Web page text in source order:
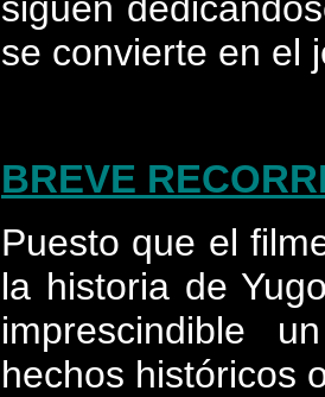
se convierte en el
BREVE
Puesto que el
la historia de
imprescindible
hechos históricos